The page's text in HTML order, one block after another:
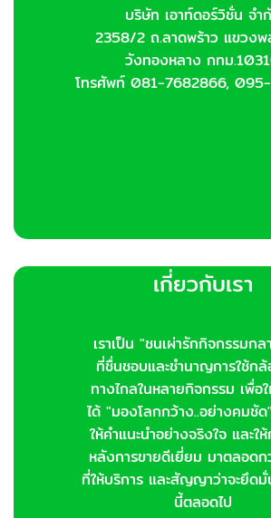
บริษัท เอาท์ดอร์วิชั่น จำ
2358/2 ถ.ลาดพร้าว แขวง
วังทองหลาง กทม
โทรศัพท์ 081-7682866,
เกี่ยวกับเรา
เราเป็น "ชนเผ่ารักกิจกรรมก
ที่ชื่นชอบและชำนาญการใช้ก
ทางไกลในหลายกิจกรรม เพื่อ
ได้ "มองโลกกว้าง..อย่างคมชัด
ให้คำแนะนำอย่างจริงใจ และใ
หลังการขายดีเยี่ยม มาตลอด
ที่ให้บริการ และสัญญาว่าจะยึด
นี้ตลอดไป